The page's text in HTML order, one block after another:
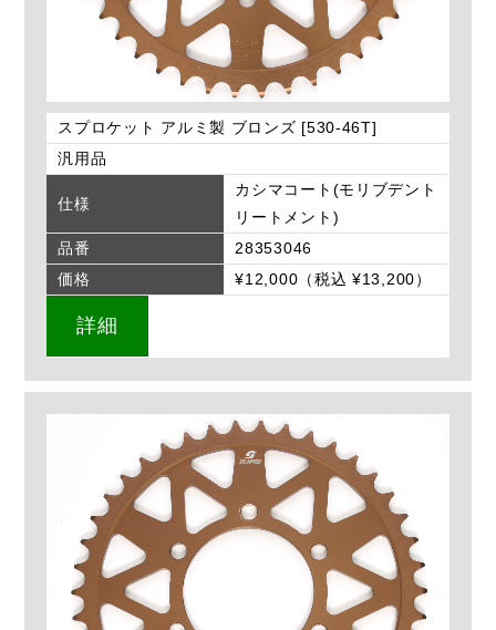
スプロケット アルミ製 ブロンズ [530-46T]
汎用品
仕様
カシマコート(モリブデント
リートメント)
品番
28353046
価格
¥12,000（税込 ¥13,200）
詳細